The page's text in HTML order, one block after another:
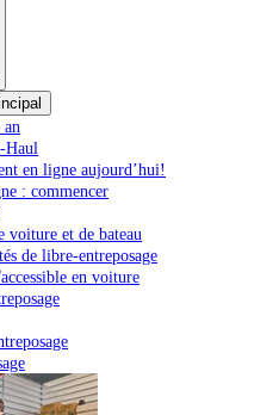
Haul
en ligne aujourd’hui!
: commencer
voiture et de bateau
de libre-entreposage
en voiture